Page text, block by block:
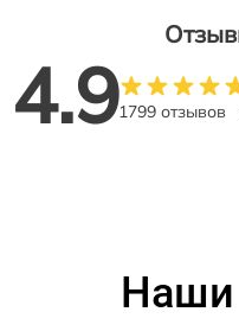
4.91799 отзывов
Наши